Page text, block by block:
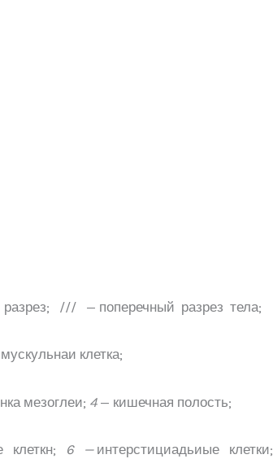
/// — поперечный разрез тела;
клетка;
мезоглеи; 4— кишечная полость;
клеткн; 6 —интерстициадьиые клетки;